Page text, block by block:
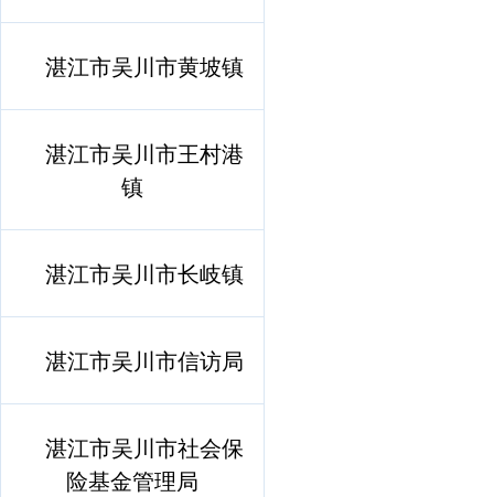
湛江市吴川市黄坡镇
湛江市吴川市王村港
镇
湛江市吴川市长岐镇
湛江市吴川市信访局
湛江市吴川市社会保
险基金管理局